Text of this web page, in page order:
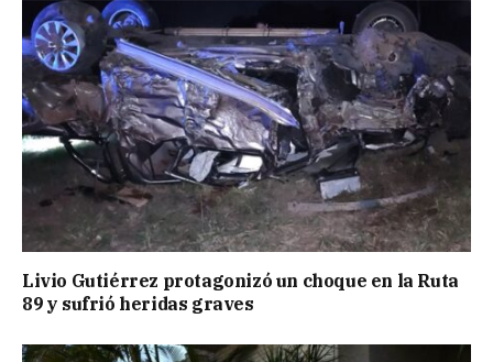
Livio Gutiérrez protagonizó un choque en la Ruta
89 y sufrió heridas graves